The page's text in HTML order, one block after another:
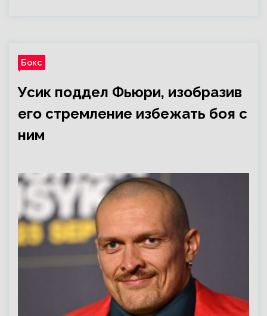
Бокс
Усик поддел Фьюри, изобразив
его стремление избежать боя с
ним